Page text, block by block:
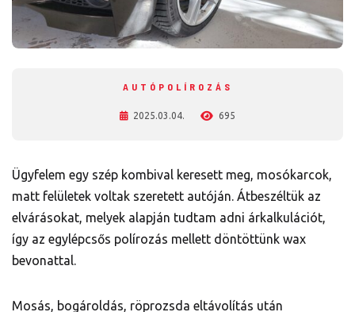
AUTÓPOLÍROZÁS
2025.03.04. 695
Ügyfelem egy szép kombival keresett meg, mosókarcok,
matt felületek voltak szeretett autóján. Átbeszéltük az
elvárásokat, melyek alapján tudtam adni árkalkulációt,
így az egylépcsős polírozás mellett döntöttünk wax
bevonattal.
Mosás, bogároldás, röprozsda eltávolítás után